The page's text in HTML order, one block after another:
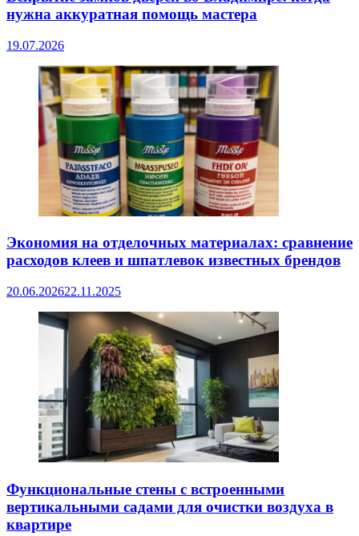
нужна аккуратная помощь мастера
19.07.2026
Экономия на отделочных материалах: сравнение
расходов клеев и шпатлевок известных брендов
20.06.202622.11.2025
Функциональные стены с встроенными
вертикальными садами для очистки воздуха в
квартире